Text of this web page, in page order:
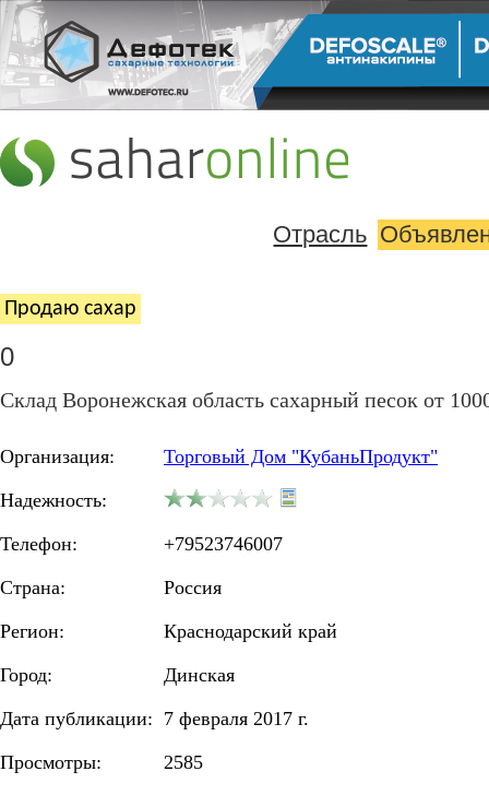
Отрасль
Продаю cахар
0
Склад Воронежская область сахарный песок от
Организация:
Торговый Дом "КубаньПродукт"
Надежность:
Телефон:
+79523746007
Страна:
Россия
Регион:
Краснодарский край
Город:
Динская
Дата публикации: 7 февраля 2017 г.
Просмотры:
2585